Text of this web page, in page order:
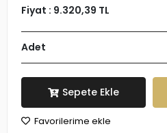
Fiyat : 9.320,39 TL
Adet
Sepete Ekle
Favorilerime ekle